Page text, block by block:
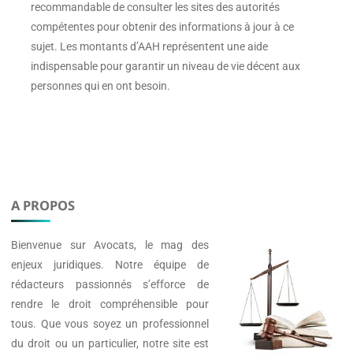
recommandable de consulter les sites des autorités
compétentes pour obtenir des informations à jour à ce
sujet. Les montants d’AAH représentent une aide
indispensable pour garantir un niveau de vie décent aux
personnes qui en ont besoin.
A PROPOS
Bienvenue surAvocats, le mag des
enjeux juridiques. Notre équipe de
rédacteurs passionnés s’efforce de
rendre le droit compréhensible pour
tous. Que vous soyez un professionnel
du droit ou un particulier, notre site est